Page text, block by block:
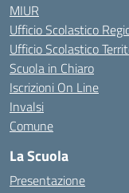
MIUR
Ufficio Scolastico
Ufficio Scolastico
Scuola in Chiaro
Iscrizioni On Line
Invalsi
Comune
La Scuola
Presentazione